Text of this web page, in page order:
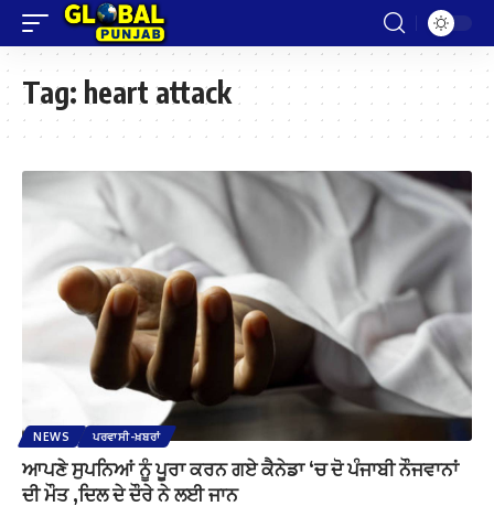
Tag: heart attack
NEWS ਪਰਵਾਸੀ-ਖ਼ਬਰਾਂ
ਆਪਣੇ ਸੁਪਨਿਆਂ ਨੂੰ ਪੂਰਾ ਕਰਨ ਗਏ ਕੈਨੇਡਾ ‘ਚ ਦੋ ਪੰਜਾਬੀ ਨੌਜਵਾਨਾਂ
ਦੀ ਮੌਤ ,ਦਿਲ ਦੇ ਦੌਰੇ ਨੇ ਲਈ ਜਾਨ